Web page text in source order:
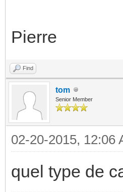
Pierre
Find
tom
Senior Member
02-20-2015, 12:06
quel type de